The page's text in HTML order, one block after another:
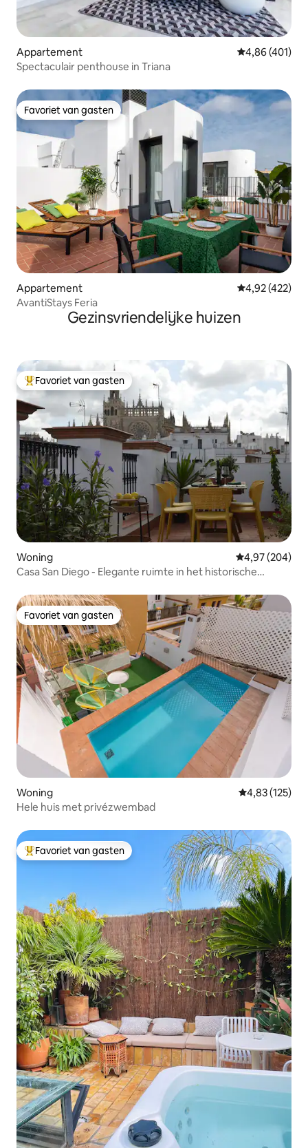
Appartement Gemiddelde
4,86 (401)
Spectaculair penthouse in Triana
Favoriet van gasten
Favoriet van gasten
Appartement Gemiddelde
4,92 (422)
AvantiStays Feria
Gezinsvriendelijke huizen
Topfavoriet van gasten
Favoriet van gasten
Woning Gemiddelde
4,97 (204)
Casa San Diego - Elegante ruimte in het historische
Favoriet van gasten
Favoriet van gasten
Woning Gemiddelde
4,83 (125)
Hele huis met privézwembad
Topfavoriet van gasten
Favoriet van gasten